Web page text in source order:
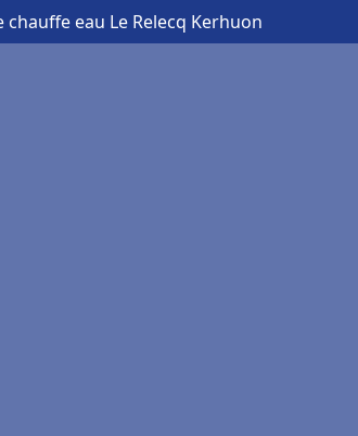
eau Le Relecq Kerhuon